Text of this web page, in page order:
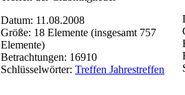
Datum: 11.08.2008
Größe: 18 Elemente (insgesamt 757
Elemente)
Betrachtungen: 16910
Schlüsselwörter: Treffen Jahrestreffen